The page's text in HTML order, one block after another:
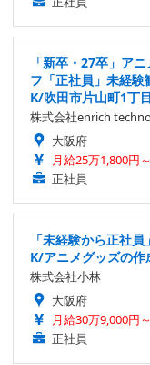
「新卒・27卒」ア
フ「正社員」未経
K/吹田市片山町1丁目
株式会社enrich
大阪府
月給25万1,800円
正社員
「未経験から正社
K/アニメグッズの
株式会社小林
大阪府
月給30万9,000円
正社員